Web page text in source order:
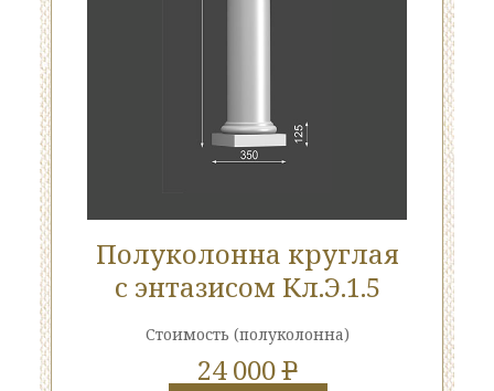
Полуколонна круглая
с энтазисом Кл.Э.1.5
Стоимость (полуколонна)
24 000P